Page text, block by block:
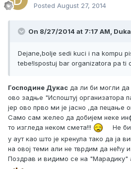
Posted August 27, 2014
On 8/27/2014 at 7:17 AM,
Dejane,bolje sedi kuci i na kompu
tebe!Ispostuj bar organizatora pa ti
Господине Дукас да ли би могли
ово задње "Испоштуј организатора
јер ово прво ми је јасно ,да пецање
Само сам желео да добијем неке
то изгледа неком смета!!!
Не
у аут као што је кренула тако да ја
на овој теми али не тврдим да нећу и
Поздрав и видимо се на "Марадику"